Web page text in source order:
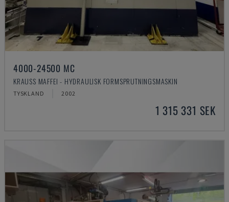
4000-24500 MC
KRAUSS MAFFEI - HYDRAULISK FORMSPRUTNINGSMASKIN
TYSKLAND 2002
1 315 331 SEK